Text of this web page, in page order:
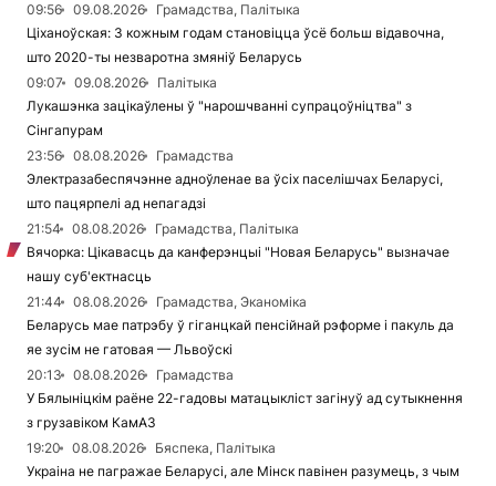
09:56
09.08.2026
Грамадства, Палітыка
Ціханоўская: З кожным годам становіцца ўсё больш відавочна,
што 2020-ты незваротна змяніў Беларусь
09:07
09.08.2026
Палітыка
Лукашэнка зацікаўлены ў "нарошчванні супрацоўніцтва" з
Сінгапурам
23:56
08.08.2026
Грамадства
Электразабеспячэнне адноўленае ва ўсіх паселішчах Беларусі,
што пацярпелі ад непагадзі
21:54
08.08.2026
Грамадства, Палітыка
Вячорка: Цікавасць да канферэнцыі "Новая Беларусь" вызначае
нашу суб'ектнасць
21:44
08.08.2026
Грамадства, Эканоміка
Беларусь мае патрэбу ў гіганцкай пенсійнай рэформе і пакуль да
яе зусім не гатовая — Львоўскі
20:13
08.08.2026
Грамадства
У Бялыніцкім раёне 22-гадовы матацыкліст загінуў ад сутыкнення
з грузавіком КамАЗ
19:20
08.08.2026
Бяспека, Палітыка
Украіна не пагражае Беларусі, але Мінск павінен разумець, з чым